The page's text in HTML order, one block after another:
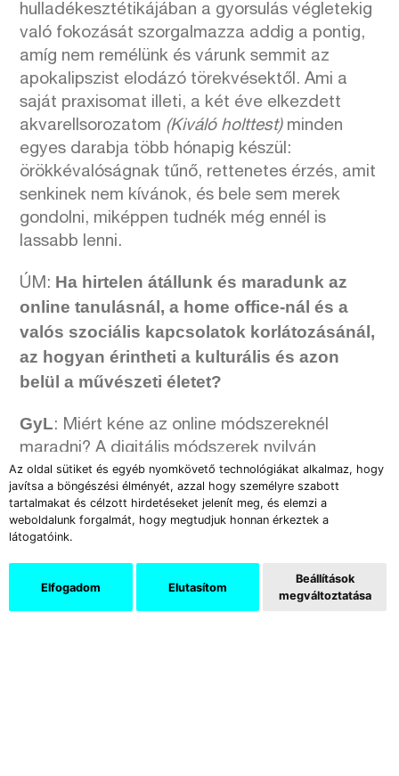
Az oldal sütiket és egyéb nyomkövető technológiákat alkalmaz, hogy
javítsa a böngészési élményét, azzal hogy személyre szabott
tartalmakat és célzott hirdetéseket jelenít meg, és elemzi a
weboldalunk forgalmát, hogy megtudjuk honnan érkeztek a
látogatóink.
Elfogadom Elutasítom
Beállítások
megváltoztatása
hulladékesztétikájában a gyorsulás végletekig
való fokozását szorgalmazza addig a pontig,
amíg nem remélünk és várunk semmit az
apokalipszist elodázó törekvésektől. Ami a
saját praxisomat illeti, a két éve elkezdett
akvarellsorozatom (Kiváló holttest)minden
egyes darabja több hónapig készül:
örökkévalóságnak tűnő, rettenetes érzés, amit
senkinek nem kívánok, és bele sem merek
gondolni, miképpen tudnék még ennél is
lassabb lenni.
ÚM: Ha hirtelen átállunk és maradunk az
online tanulásnál, a home office-nál és a
valós szociális kapcsolatok korlátozásánál,
az hogyan érintheti a kulturális és azon
belül a művészeti életet?
GyL: Miért kéne az online módszereknél
maradni? A digitális módszerek nyilván
gazdagítják az oktatás infrastruktúráját vagy a
művészeti marketing kelléktárát, de a járvány
egyszer elmúlik vagy hónapok múltán
alábbhagy – a megfékezése miatt kialakított
korlátozások révén létrejött szükséghelyzet
hosszú távon senkinek nem jó. A művészeti
promóciót segítő közösségi oldalak nem